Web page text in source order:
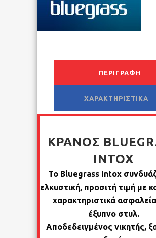
ΠΕΡΙΓΡΑΦΉ
ΧΑΡΑΚΤΗΡΙΣΤΙΚΆ
ΚΡΆΝΟΣ
INTOX
Το Bluegrass Intox
ελκυστική, προσιτή τιμή με
χαρακτηριστικά
έξυπνο στυλ.
Αποδεδειγμένος νικητής,